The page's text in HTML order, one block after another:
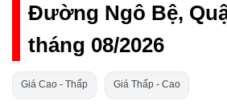
Đường Ngô Bệ,
tháng 08/2026
Giá Cao - Thấp Giá Thấp - Cao